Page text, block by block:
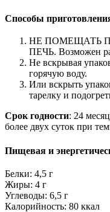
Способы
НЕ ПОМЕЩАТЬ
ПЕЧЬ. Возможен
Не вскрывая
горячую воду.
Или вскрыть
тарелку и
Срок годности: 24
более двух суток при
Пищевая и
Белки: 4,5 г
Жиры: 4 г
Углеводы: 6,5 г
Калорийность: 80 ккал